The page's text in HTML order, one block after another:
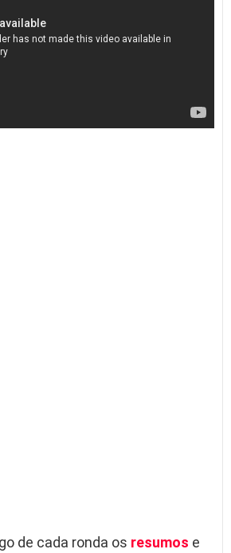
de cada ronda os resumos e